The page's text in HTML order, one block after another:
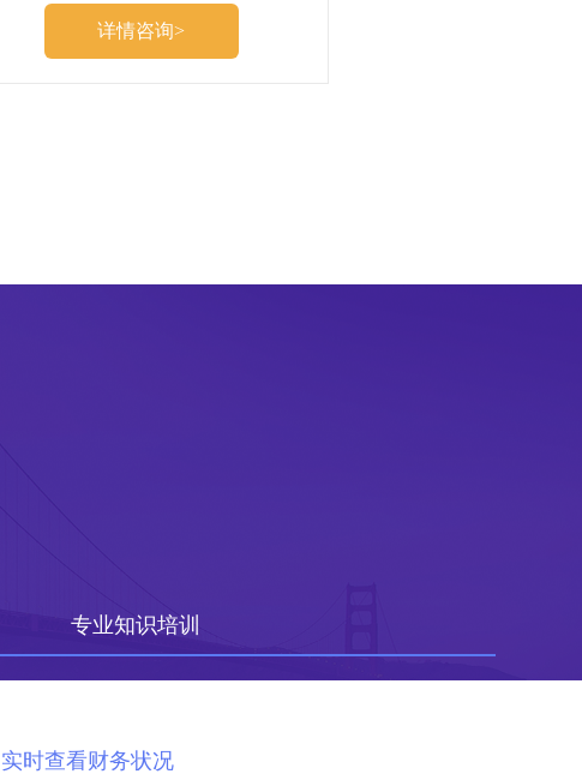
详情咨询>
专业知识培训
实时查看财务状况